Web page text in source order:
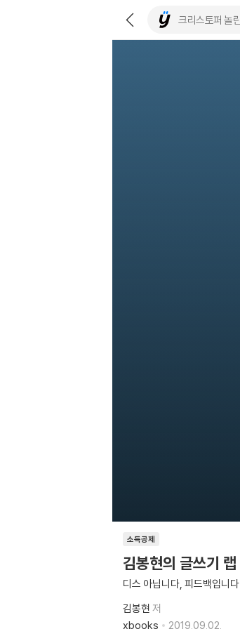
소득공제
김봉현의 글쓰기 랩
디스 아닙니다, 피드백입니다
김봉현 저
xbooks
2019.09.02.